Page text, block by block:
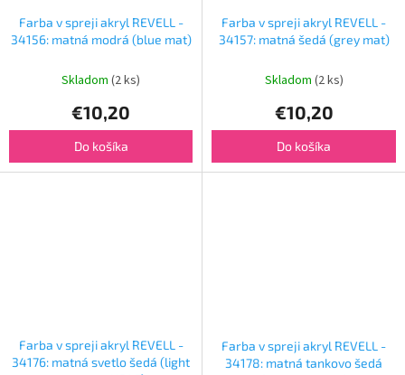
Farba v spreji akryl REVELL -
34156: matná modrá (blue mat)
Skladom (2 ks)
€10,20
Do košíka
Farba v spreji akryl REVELL -
34157: matná šedá (grey mat)
Skladom (2 ks)
€10,20
Do košíka
Farba v spreji akryl REVELL -
34176: matná svetlo šedá (light
Farba v spreji akryl REVELL -
34178: matná tankovo šedá